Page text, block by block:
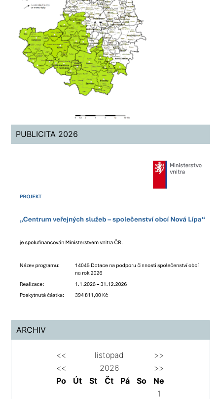
PUBLICITA 2026
ARCHIV
<< listopad
>>
<<
2026
>>
Po
Út St Čt Pá So
Ne
1